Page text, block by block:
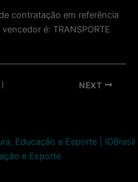
contratação em referência
é: TRANSPORTE
NEXT
Educação e Esporte | IDBrasil
e Esporte